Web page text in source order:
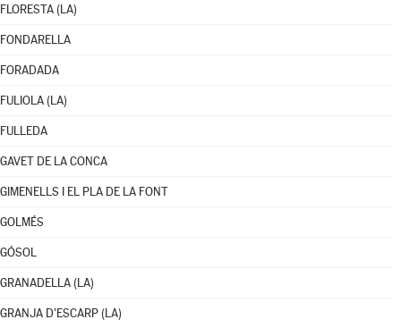
FLORESTA (LA)
FONDARELLA
FORADADA
FULIOLA (LA)
FULLEDA
GAVET DE LA CONCA
GIMENELLS I EL PLA DE LA FONT
GOLMÉS
GÓSOL
GRANADELLA (LA)
GRANJA D'ESCARP (LA)